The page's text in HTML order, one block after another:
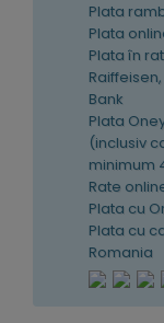
Plata
Plata
Plata în
Bank
Plata
(inclusiv
minimum
Rate
Plata cu
Plata cu
Romania